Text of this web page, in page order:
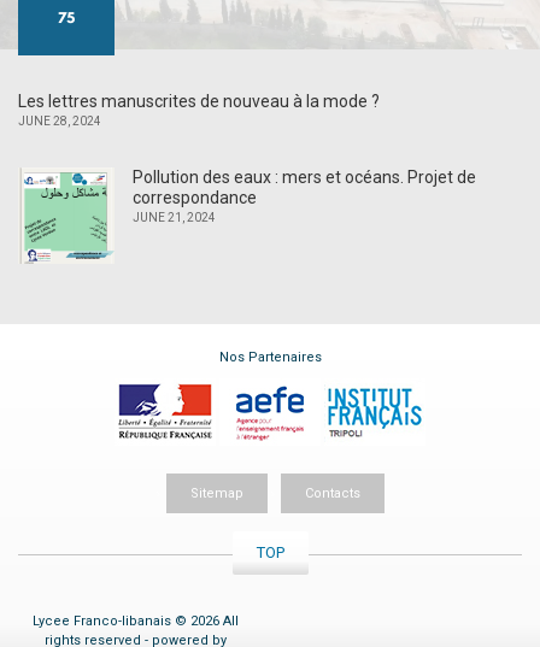
Les lettres manuscrites de nouveau à la mode ?
JUNE 28, 2024
Pollution des eaux : mers et océans. Projet de
correspondance
JUNE 21, 2024
Nos Partenaires
Sitemap Contacts
TOP
Lycee Franco-libanais © 2026 All
rights reserved - powered by